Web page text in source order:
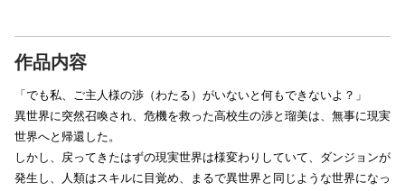
作品内容
「でも私、ご主人様の渉（わたる）がいないと何もできないよ？」
異世界に突然召喚され、危機を救った高校生の渉と瑠美は、無事に現実
世界へと帰還した。
しかし、戻ってきたはずの現実世界は様変わりしていて、ダンジョンが
発生し、人類はスキルに目覚め、まるで異世界と同じような世界になっ